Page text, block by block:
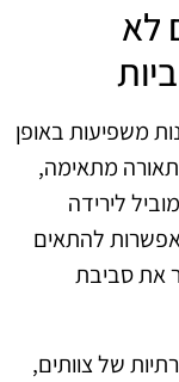
לא
משפיעות באופן
מתאימה,
לירידה
להתאים
את סביבת
של צוותים,